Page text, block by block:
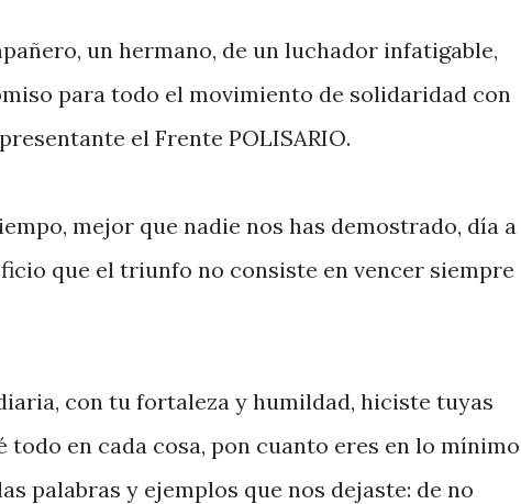
un hermano, de un luchador infatigable,
para todo el movimiento de solidaridad con
el Frente POLISARIO.
mejor que nadie nos has demostrado, día a
que el triunfo no consiste en vencer siempre
con tu fortaleza y humildad, hiciste tuyas
todo en cada cosa, pon cuanto eres en lo mínimo
palabras y ejemplos que nos dejaste: de no